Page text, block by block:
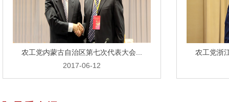
农工党内蒙古自治区第七次代表大会...
2017-06-12
农工党浙